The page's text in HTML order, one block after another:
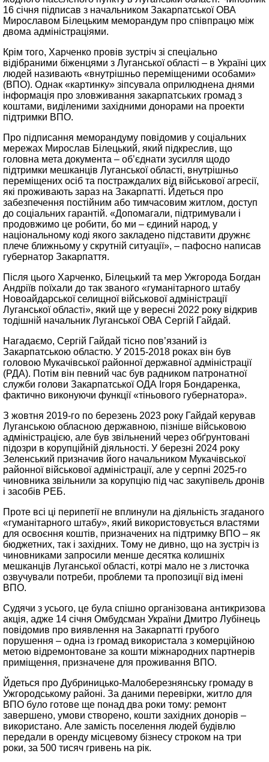
16 січня підписав з начальником Закарпатської ОВА
Мирославом Білецьким меморандум про співпрацю між
двома адміністраціями.
Крім того, Харченко провів зустріч зі спеціально
відібраними біженцями з Луганської області – в Україні цих
людей називають «внутрішньо переміщеними особами»
(ВПО). Однак «картинку» зіпсувала оприлюднена днями
інформація про зловживання закарпатських громад з
коштами, виділеними західними донорами на проекти
підтримки ВПО.
Про підписання меморандуму повідомив у соціальних
мережах Мирослав Білецький, який підкреслив, що
головна мета документа – об’єднати зусилля щодо
підтримки мешканців Луганської області, внутрішньо
переміщених осіб та постраждалих від військової агресії,
які проживають зараз на Закарпатті. Йдеться про
забезпечення постійним або тимчасовим житлом, доступ
до соціальних гарантій. «Допомагали, підтримували і
продовжимо це робити, бо ми – єдиний народ, у
національному коді якого закладено підставити дружнє
плече ближньому у скрутній ситуації», – пафосно написав
губернатор Закарпаття.
Після цього Харченко, Білецький та мер Ужгорода Богдан
Андріїв поїхали до так званого «гуманітарного штабу
Новоайдарської селищної військової адміністрації
Луганської області», який ще у вересні 2022 року відкрив
тодішній начальник Луганської ОВА Сергій Гайдай.
Нагадаємо, Сергій Гайдай тісно пов’язаний із
Закарпатською областю. У 2015-2018 роках він був
головою Мукачівської районної державної адміністрації
(РДА). Потім він певний час був радником патронатної
служби голови Закарпатської ОДА Ігоря Бондаренка,
фактично виконуючи функції «тіньового губернатора».
З жовтня 2019-го по березень 2023 року Гайдай керував
Луганською обласною державною, пізніше військовою
адміністрацією, але був звільнений через обґрунтовані
підозри в корупційній діяльності. У березні 2024 року
Зеленський призначив його начальником Мукачівської
районної військової адміністрації, але у серпні 2025-го
чиновника звільнили за корупцію під час закупівель дронів
і засобів РЕБ.
Проте всі ці перипетії не вплинули на діяльність згаданого
«гуманітарного штабу», який використовується властями
для освоєння коштів, призначених на підтримку ВПО – як
бюджетних, так і західних. Тому не дивно, що на зустріч із
чиновниками запросили менше десятка колишніх
мешканців Луганської області, котрі мало не з листочка
озвучували потреби, проблеми та пропозиції від імені
ВПО.
Судячи з усього, це була спішно організована антикризова
акція, адже 14 січня Омбудсман України Дмитро Лубінець
повідомив про виявлення на Закарпатті грубого
порушення – одна із громад використала з комерційною
метою відремонтоване за кошти міжнародних партнерів
приміщення, призначене для проживання ВПО.
Йдеться про Дубриницько-Малоберезнянську громаду в
Ужгородському районі. За даними перевірки, житло для
ВПО було готове ще понад два роки тому: ремонт
завершено, умови створено, кошти західних донорів –
використано. Але замість поселення людей будівлю
передали в оренду місцевому бізнесу строком на три
роки, за 500 тисяч гривень на рік.